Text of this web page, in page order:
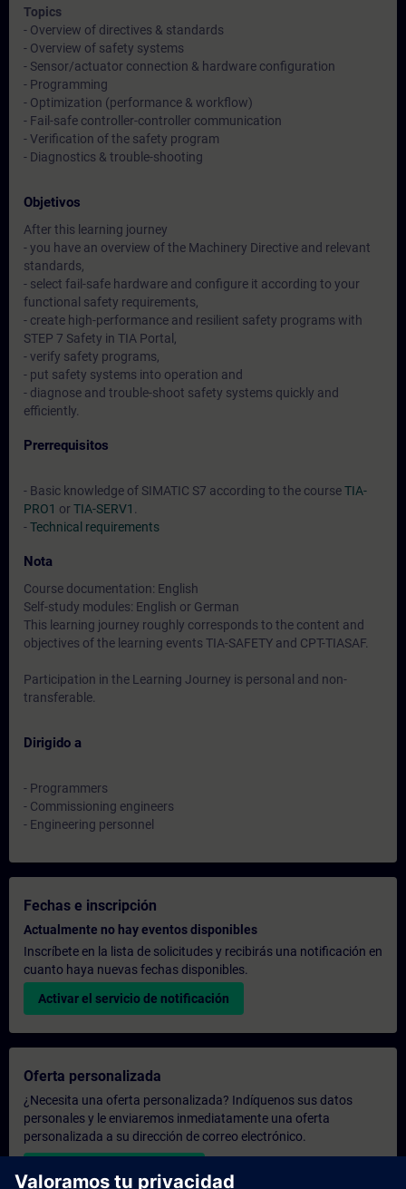
Topics
- Overview of directives & standards
- Overview of safety systems
- Sensor/actuator connection & hardware configuration
- Programming
- Optimization (performance & workflow)
- Fail-safe controller-controller communication
- Verification of the safety program
- Diagnostics & trouble-shooting
Objetivos
After this learning journey
- you have an overview of the Machinery Directive and relevant
standards,
- select fail-safe hardware and configure it according to your
functional safety requirements,
- create high-performance and resilient safety programs with
STEP 7 Safety in TIA Portal,
- verify safety programs,
- put safety systems into operation and
- diagnose and trouble-shoot safety systems quickly and
efficiently.
Prerrequisitos
- Basic knowledge of SIMATIC S7 according to the courseTIA-
PRO1 orTIA-SERV1
-Technical requirements
Nota
Course documentation: English
Self-study modules: English or German
This learning journey roughly corresponds to the content and
objectives of the learning events TIA-SAFETY and CPT-TIASAF.
Participation in the Learning Journey is personal and non-
transferable.
Dirigido a
- Programmers
- Commissioning engineers
- Engineering personnel
Fechas e inscripción
Actualmente no hay eventos disponibles
Inscríbete en la lista de solicitudes y recibirás una notificación en
cuanto haya nuevas fechas disponibles.
Activar el servicio de notificación
Oferta personalizada
¿Necesita una oferta personalizada? Indíquenos sus datos
personales y le enviaremos inmediatamente una oferta
personalizada a su dirección de correo electrónico.
Enviar una oferta personal